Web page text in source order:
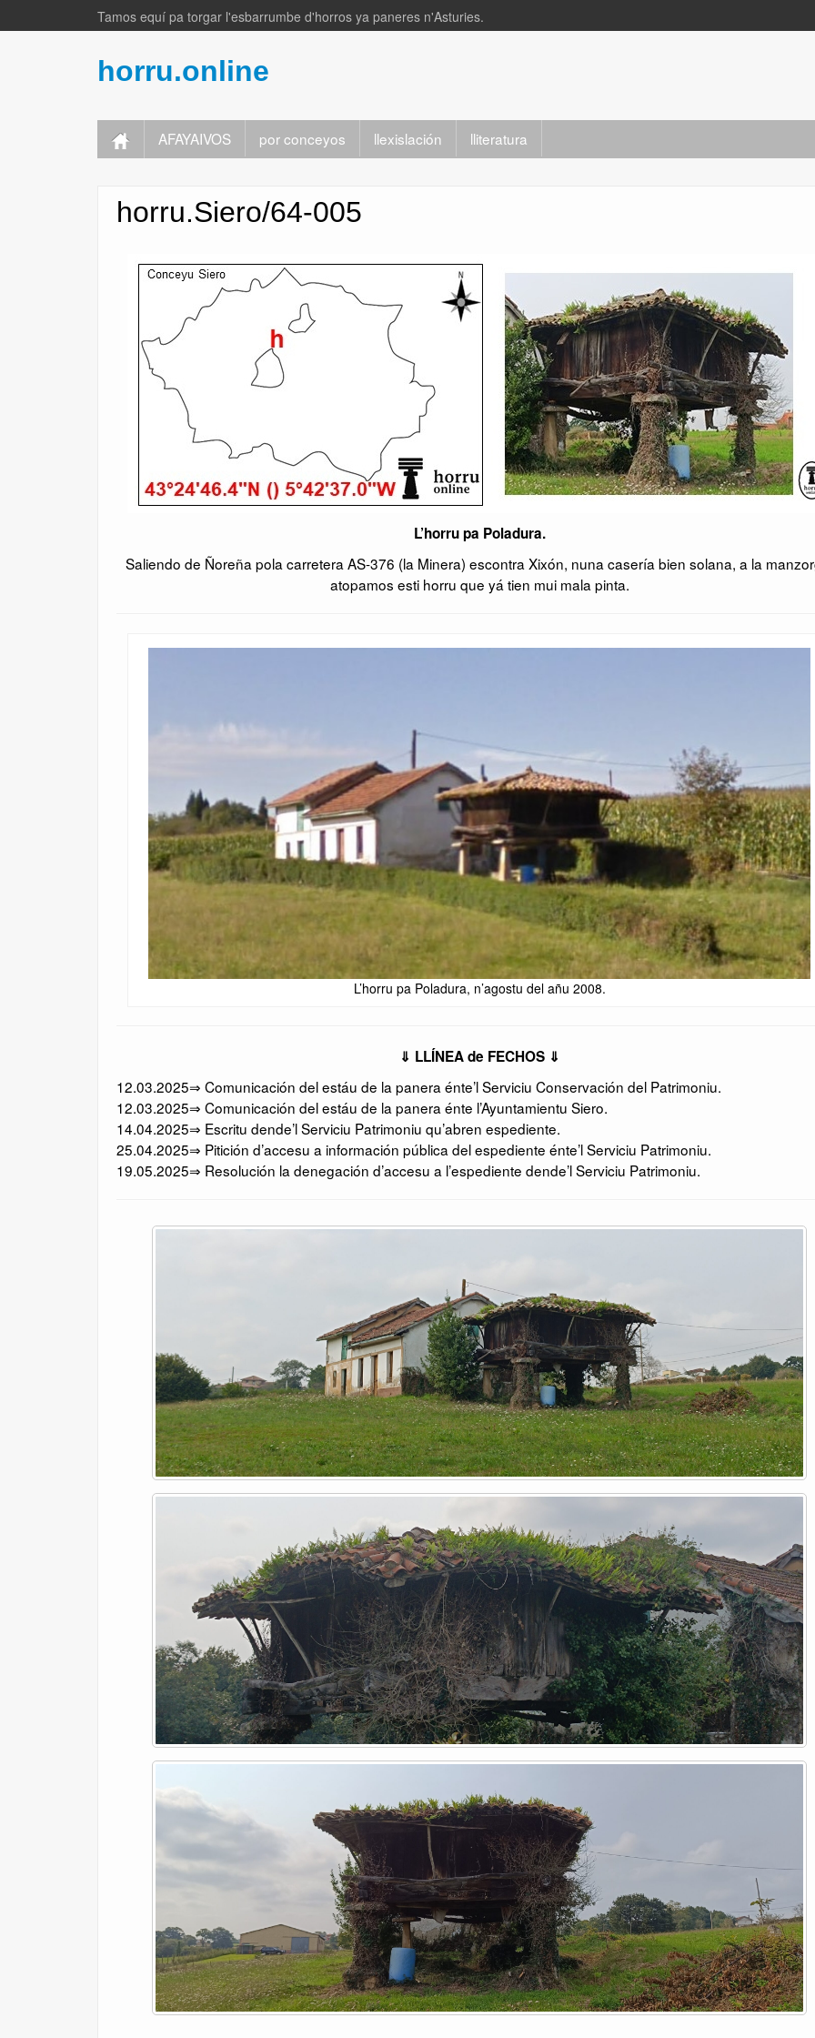
Tamos equí pa torgar l'esbarrumbe d'horros ya paneres n'Asturies.
horru.online
AFAYAIVOS por conceyos llexislación lliteratura
horru.Siero/64-005
L’horru pa Poladura.
Saliendo de Ñoreña pola carretera AS-376 (la Minera) escontra Xixón, nuna casería bien solana, a la
atopamos esti horru que yá tien mui mala pinta.
L’horru pa Poladura, n’agostu del añu 2008.
⇓ LLÍNEA de FECHOS ⇓
12.03.2025⇒ Comunicación del estáu de la panera énte’l Serviciu Conservación del Patrimoniu.
12.03.2025⇒ Comunicación del estáu de la panera énte l’Ayuntamientu Siero.
14.04.2025⇒ Escritu dende’l Serviciu Patrimoniu qu’abren espediente.
25.04.2025⇒ Pitición d’accesu a información pública del espediente énte’l Serviciu Patrimoniu.
19.05.2025⇒ Resolución la denegación d’accesu a l’espediente dende’l Serviciu Patrimoniu.